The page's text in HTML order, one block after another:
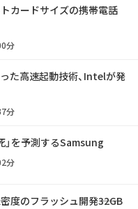
カードサイズの携帯電話
分
た高速起動技術、Intelが発
分
」を予測するSamsung
分
度のフラッシュ開発――32GB